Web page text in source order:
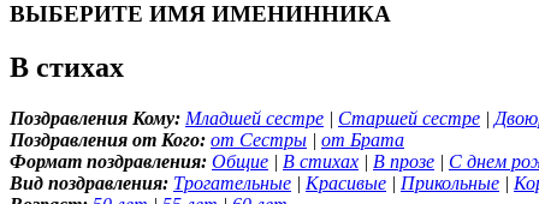
ВЫБЕРИТЕ ИМЯ ИМЕНИННИКА
В стихах
Поздравления Кому: Младшей сестре | Старшей сестре |
Поздравления от Кого: от Сестры | от Брата
Формат поздравления: Общие | В стихах | В прозе | С днем
Вид поздравления: Трогательные | Красивые | Прикольные |